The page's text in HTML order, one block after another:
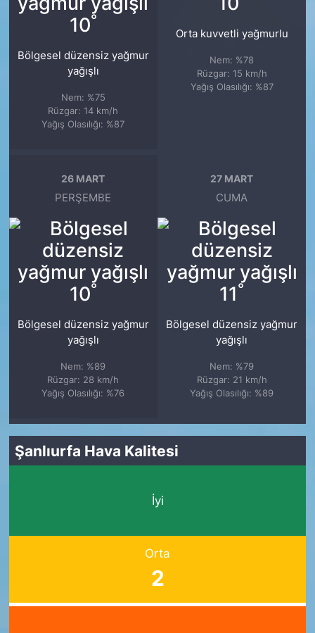
10°
Bölgesel düzensiz yağmur
yağışlı
Nem: %75
Rüzgar: 14 km/h
Yağış Olasılığı: %87
Orta kuvvetli yağmurlu
Nem: %78
Rüzgar: 15 km/h
Yağış Olasılığı: %87
26 MART
PERŞEMBE
10°
Bölgesel düzensiz yağmur
yağışlı
Nem: %89
Rüzgar: 28 km/h
Yağış Olasılığı: %76
27 MART
CUMA
11°
Bölgesel düzensiz yağmur
yağışlı
Nem: %79
Rüzgar: 21 km/h
Yağış Olasılığı: %89
Şanlıurfa Hava Kalitesi
İyi
Orta
2